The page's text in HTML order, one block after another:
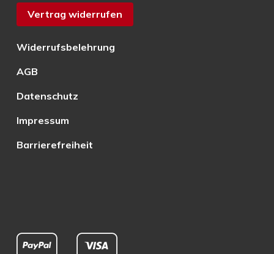
Vertrag widerrufen
Widerrufsbelehrung
AGB
Datenschutz
Impressum
Barrierefreiheit